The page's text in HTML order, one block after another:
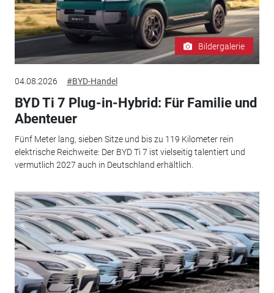
Bildergalerie
04.08.2026 #BYD-Handel
BYD Ti 7 Plug-in-Hybrid: Für Familie und
Abenteuer
Fünf Meter lang, sieben Sitze und bis zu 119 Kilometer rein
elektrische Reichweite: Der BYD Ti 7 ist vielseitig talentiert und
vermutlich 2027 auch in Deutschland erhältlich.